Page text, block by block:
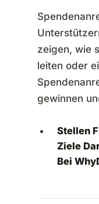
zeigen, wie
leiten oder
gewinnen
Stellen
Ziele
Bei